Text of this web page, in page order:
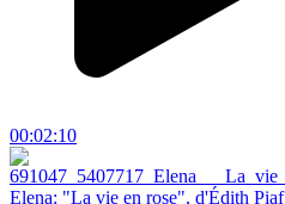
00:02:10
Elena: "La vie en rose", d'Édith Piaf